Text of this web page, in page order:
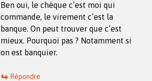
Ben oui, le chèque c’est moi qui
commande, le virement c’est la
banque. On peut trouver que c’est
mieux. Pourquoi pas ? Notamment si
on est banquier.
Répondre